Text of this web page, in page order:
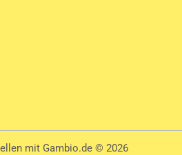
mit Gambio.de © 2026